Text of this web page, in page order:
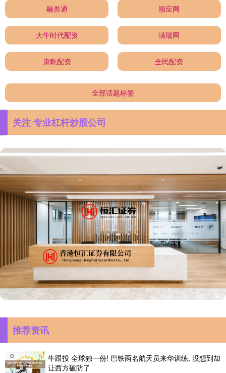
融券通 顺应网
大牛时代配资 满瑞网
康乾配资 全民配资
全部话题标签
关注 专业杠杆炒股公司
推荐资讯
牛跟投 全球独一份! 巴铁两名航天员来华训练, 没想到却
让西方破防了